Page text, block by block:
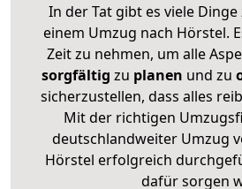
In der Tat gibt es viele
einem Umzug nach Hörstel.
Zeit zu nehmen, um alle
sorgfältig zu planen und zu
sicherzustellen, dass alles
Mit der richtigen
deutschlandweiter Umzug
Hörstel erfolgreich
dafür sorgen